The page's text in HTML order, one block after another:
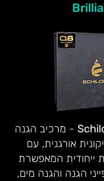
- מרכיב הגנה
אורגנית, עם
ייחודית המאפשרת
הגנה והגנה מים,